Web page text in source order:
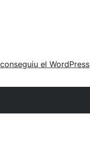
el WordPress